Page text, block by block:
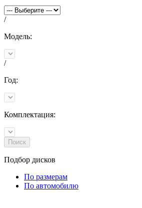
/
Модель:
/
Год:
Комплектация:
Поиск
Подбор дисков
По размерам
По автомобилю